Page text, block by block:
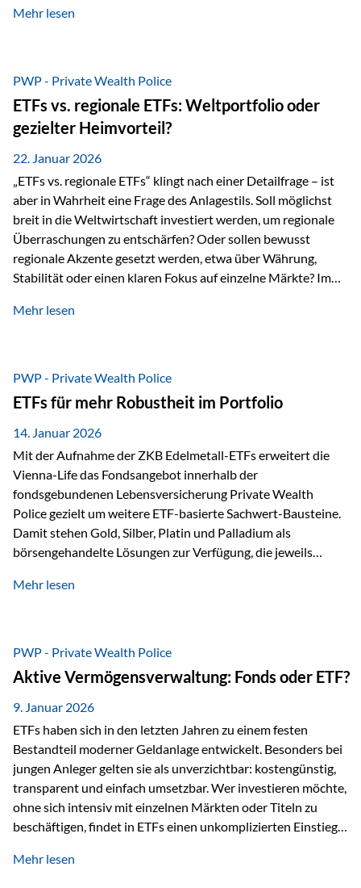
Sachwerten mit einer Investition in Sachwerte zu
gerade dann, wenn Märkte nervös werden,…
Mehr lesen
PWP - Private Wealth Police
ETFs vs. regionale ETFs: Weltportfolio oder
gezielter Heimvorteil?
22. Januar 2026
„ETFs vs. regionale ETFs“ klingt nach einer Detailfrage – ist
aber in Wahrheit eine Frage des Anlagestils. Soll möglichst
breit in die Weltwirtschaft investiert werden, um regionale
Überraschungen zu entschärfen? Oder sollen bewusst
regionale Akzente gesetzt werden, etwa über Währung,
Stabilität oder einen klaren Fokus auf einzelne Märkte? Im
Wealth Police der Vienna-Life lassen sich beide Ansätze
Risikostreuung, Inflationsrobustheit und Stabilisierung. 1)
Die Philosophiefrage: breit oder bewusst? Global investieren
bedeutet: Das Portfolio bildet die Weltmärkte möglichst
breit ab, ohne die…
Mehr lesen
PWP - Private Wealth Police
ETFs für mehr Robustheit im Portfolio
14. Januar 2026
Mit der Aufnahme der ZKB Edelmetall-ETFs erweitert die
Vienna-Life das Fondsangebot innerhalb der
fondsgebundenen Lebensversicherung Private Wealth
Police gezielt um weitere ETF-basierte Sachwert-Bausteine.
Damit stehen Gold, Silber, Platin und Palladium als
börsengehandelte Lösungen zur Verfügung, die jeweils
dabei nicht auf einzelnen Marktmeinungen, sondern auf
Inflationsrobustheit und Stabilisierung – eingebettet in eine
liechtensteinische Versicherungsstruktur. Die
Sicherheitsarchitektur: Liechtenstein als Strukturprinzip Die
Private Wealth Police positioniert sich mit einer dreistufigen
Sicherheitsarchitektur, die auf mehreren Ebenen ansetzt:
Stufe 1: Versicherer-Ebene • Versicherung mit…
Mehr lesen
PWP - Private Wealth Police
Aktive Vermögensverwaltung: Fonds oder ETF?
9. Januar 2026
ETFs haben sich in den letzten Jahren zu einem festen
Bestandteil moderner Geldanlage entwickelt. Besonders bei
jungen Anleger gelten sie als unverzichtbar: kostengünstig,
transparent und einfach umsetzbar. Wer investieren möchte,
ohne sich intensiv mit einzelnen Märkten oder Titeln zu
beschäftigen, findet in ETFs einen unkomplizierten Einstieg
werden häufig kritisch betrachtet. Sie gelten als teurer,
Mehr lesen